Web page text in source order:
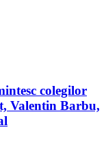
colegilor
Valentin Barbu,